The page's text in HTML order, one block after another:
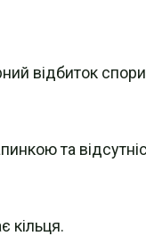
відбиток
та
кільця.